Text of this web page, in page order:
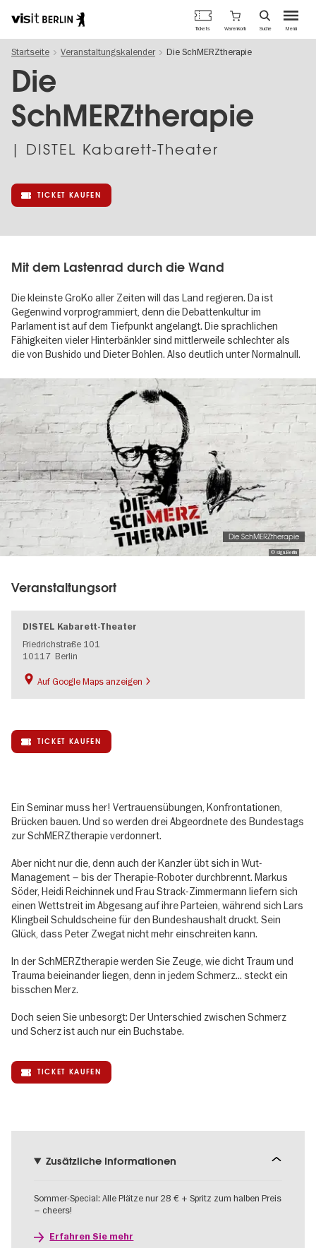
zum
Inhalt
Berlins
offizielles
Tourismusportal
Menü
Tickets Warenkorb Suche
Startseite Veranstaltungskalender Die SchMERZtherapie
Die
SchMERZtherapie
| DISTEL Kabarett-Theater
TICKET KAUFEN
Mit dem Lastenrad durch die Wand
Die kleinste GroKo aller Zeiten will das Land regieren. Da ist
Gegenwind vorprogrammiert, denn die Debattenkultur im
Parlament ist auf dem Tiefpunkt angelangt. Die sprachlichen
Fähigkeiten vieler Hinterbänkler sind mittlerweile schlechter als
die von Bushido und Dieter Bohlen. Also deutlich unter Normalnull.
Image
© sign.Berlin
Die SchMERZtherapie
Veranstaltungsort
DISTEL Kabarett-Theater
Friedrichstraße 101
10117 Berlin
Auf Google Maps anzeigen
TICKET KAUFEN
Ein Seminar muss her! Vertrauensübungen, Konfrontationen,
Brücken bauen. Und so werden drei Abgeordnete des Bundestags
zur SchMERZtherapie verdonnert.
Aber nicht nur die, denn auch der Kanzler übt sich in Wut-
Management – bis der Therapie-Roboter durchbrennt. Markus
Söder, Heidi Reichinnek und Frau Strack-Zimmermann liefern sich
einen Wettstreit im Abgesang auf ihre Parteien, während sich Lars
Klingbeil Schuldscheine für den Bundeshaushalt druckt. Sein
Glück, dass Peter Zwegat nicht mehr einschreiten kann.
In der SchMERZtherapie werden Sie Zeuge, wie dicht Traum und
Trauma beieinander liegen, denn in jedem Schmerz... steckt ein
bisschen Merz.
Doch seien Sie unbesorgt: Der Unterschied zwischen Schmerz
und Scherz ist auch nur ein Buchstabe.
TICKET KAUFEN
Zusätzliche Informationen
Sommer-Special: Alle Plätze nur 28 € + Spritz zum halben Preis
– cheers!
Erfahren Sie mehr